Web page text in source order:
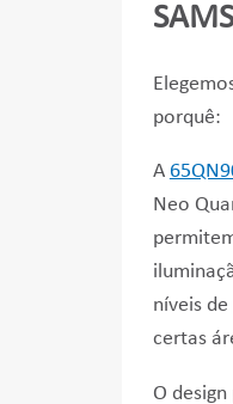
porquê:
A
Neo
níveis
certas
O